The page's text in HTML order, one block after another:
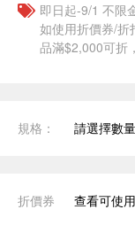
即日起-9/1 不限
如使用折價券/折
品滿$2,000可折
規格： 請選擇數
折價券 查看可使